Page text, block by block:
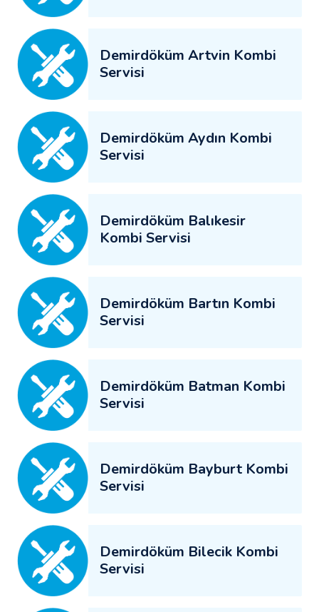
Demirdöküm Artvin Kombi
Servisi
Demirdöküm Aydın Kombi
Servisi
Demirdöküm Balıkesir
Kombi Servisi
Demirdöküm Bartın Kombi
Servisi
Demirdöküm Batman Kombi
Servisi
Demirdöküm Bayburt Kombi
Servisi
Demirdöküm Bilecik Kombi
Servisi